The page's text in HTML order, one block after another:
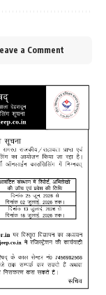
a Comment